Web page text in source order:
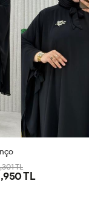
TL
TL